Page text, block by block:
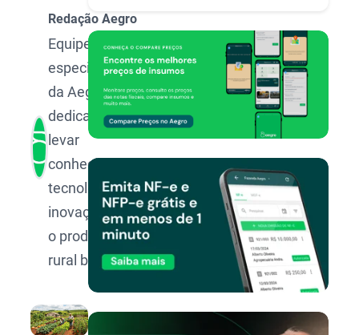
Redação Aegro
Equipe de
especialistas
da Aegro,
dedicada a
levar
conhecimento,
tecnologia e
inovação para
o produtor
rural brasileiro.